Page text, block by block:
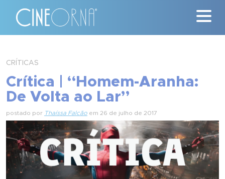
News
#ClássicosCineOrna
Quem Somos
Nossa História
CRÍTICAS
Crítica | “Homem-Aranha:
De Volta ao Lar”
postado por Thaíssa Falcão em 26 de julho de 2017